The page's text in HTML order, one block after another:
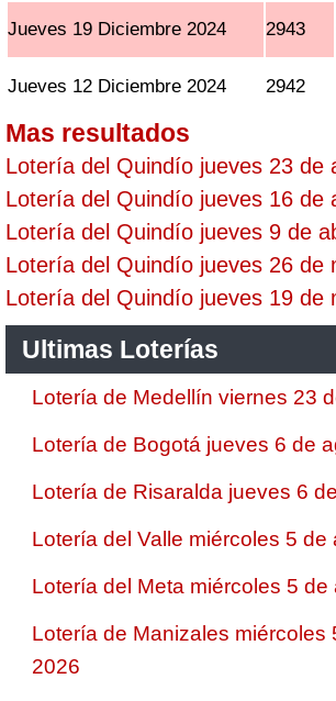
Jueves 19 Diciembre 2024 2943
Jueves 12 Diciembre 2024 2942
Mas resultados
Lotería del Quindío jueves 23 de
Lotería del Quindío jueves 16 de
Lotería del Quindío jueves 9 de
Lotería del Quindío jueves 26 de
Lotería del Quindío jueves 19 de
Ultimas Loterías
Lotería de Medellín viernes 23
Lotería de Bogotá jueves 6 de
Lotería de Risaralda jueves 6
Lotería del Valle miércoles 5 de
Lotería del Meta miércoles 5 de
Lotería de Manizales miércoles
2026